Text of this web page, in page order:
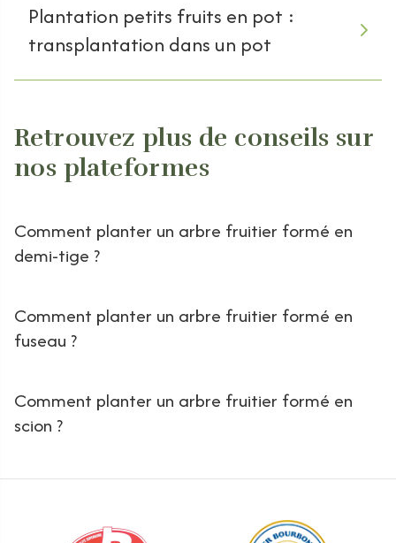
Plantation petits fruits en pot :
transplantation dans un pot
Retrouvez plus de conseils sur
nos plateformes
Comment planter un arbre fruitier formé en
demi-tige ?
Comment planter un arbre fruitier formé en
fuseau ?
Comment planter un arbre fruitier formé en
scion ?